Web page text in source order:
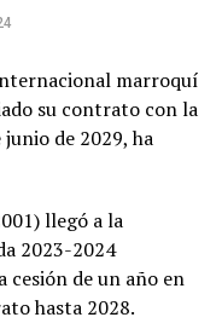
marroquí
su contrato con la
de 2029, ha
llegó a la
2023-2024
cesión de un año en
hasta 2028.